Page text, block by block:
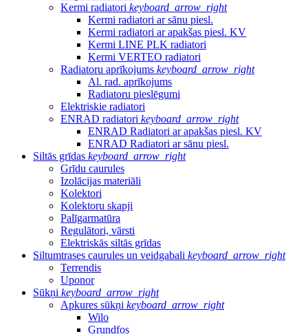
Kermi radiatori keyboard_arrow_right
Kermi radiatori ar sānu piesl.
Kermi radiatori ar apakšas piesl. KV
Kermi LINE PLK radiatori
Kermi VERTEO radiatori
Radiatoru aprīkojums keyboard_arrow_right
Al. rad. aprīkojums
Radiatoru pieslēgumi
Elektriskie radiatori
ENRAD radiatori keyboard_arrow_right
ENRAD Radiatori ar apakšas piesl. KV
ENRAD Radiatori ar sānu piesl.
Siltās grīdas keyboard_arrow_right
Grīdu caurules
Izolācijas materiāli
Kolektori
Kolektoru skapji
Palīgarmatūra
Regulātori, vārsti
Elektriskās siltās grīdas
Siltumtrases caurules un veidgabali keyboard_arrow_right
Terrendis
Uponor
Sūkņi keyboard_arrow_right
Apkures sūkņi keyboard_arrow_right
Wilo
Grundfos